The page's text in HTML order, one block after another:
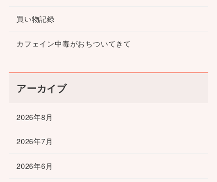
買い物記録
カフェイン中毒がおちついてきて
アーカイブ
2026年8月
2026年7月
2026年6月